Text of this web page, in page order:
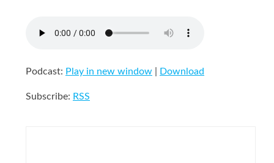
Podcast: Play in new window Download
Subscribe: RSS